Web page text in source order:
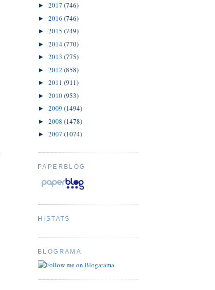
► 2017 (746)
► 2016 (746)
► 2015 (749)
► 2014(770)
► 2013 (775)
► 2012 (858)
► 2011 (911)
► 2010(953)
► 2009 (1494)
► 2008 (1478)
► 2007 (1074)
PAPERBLOG
HISTATS
BLOGRAMA